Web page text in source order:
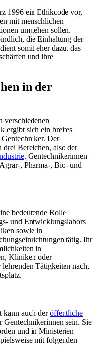
1996 ein Ethikcode vor,
mit menschlichen
umgehen sollen.
die Einhaltung der
somit eher dazu, das
und ihre
in der
verschiedenen
ergibt sich ein breites
Der
drei Bereichen, also der
. Gentechnikerinnen
, Pharma-, Bio- und
bedeutende Rolle
und Entwicklungslabors
sowie in
tätig. Ihr
in
Kliniken oder
Tätigkeiten nach,
kann auch deröffentliche
Gentechnikerinnen sein. Sie
und in Ministerien
mit folgenden